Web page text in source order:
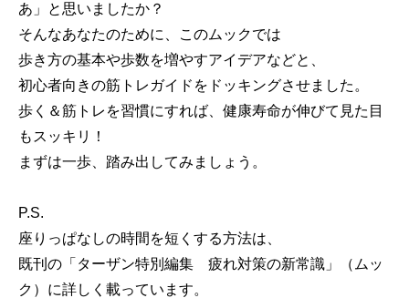
あ」と思いましたか？
そんなあなたのために、このムックでは
歩き方の基本や歩数を増やすアイデアなどと、
初心者向きの筋トレガイドをドッキングさせました。
歩く＆筋トレを習慣にすれば、健康寿命が伸びて見た目
もスッキリ！
まずは一歩、踏み出してみましょう。
P.S.
座りっぱなしの時間を短くする方法は、
既刊の「ターザン特別編集 疲れ対策の新常識」（ムッ
ク）に詳しく載っています。